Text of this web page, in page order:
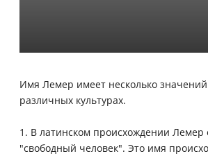
Имя Лемер имеет несколько
различных культурах.
1. В латинском происхождении Лемер
"свободный человек". Это имя